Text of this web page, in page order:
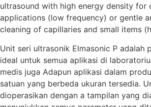
ultrasound with high energy density for
applications (low frequency) or gentle
cleaning of capillaries and small items
Unit seri ultrasonik Elmasonic P adalah
ideal untuk semua aplikasi di
medis juga Adapun aplikasi dalam
satuan yang berbeda ukuran tersedia.
dioperasikan dengan a tampilan yang